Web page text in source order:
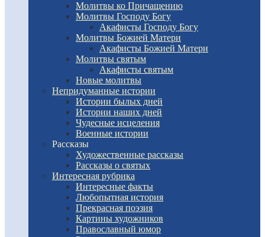
Молитвы ко Причащению
Молитвы Господу Богу
Акафисты Господу Богу
Молитвы Божией Матери
Акафисты Божией Матери
Молитвы святым
Акафисты святым
Новые молитвы
Непридуманные истории
Истории былых дней
Истории наших дней
Чудесные исцеления
Военные истории
Рассказы
Художественные рассказы
Рассказы о святых
Интересная рубрика
Интересные факты
Любопытная история
Прекрасная поэзия
Картины художников
Православный юмор